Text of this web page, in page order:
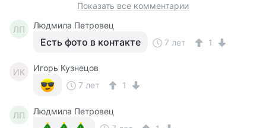
Показать все комментарии
ЛП Людмила Петровец
Есть фото в контакте 7 лет 1
ИК
Игорь Кузнецов
7 лет
1
ЛП
Людмила Петровец